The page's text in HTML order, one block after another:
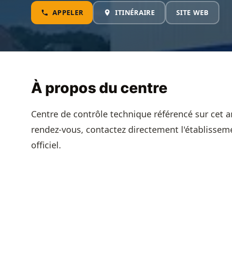
APPELER ITINÉRAIRE SITE WEB
À propos du centre
Centre de contrôle technique référencé sur cet
rendez-vous, contactez directement
officiel.